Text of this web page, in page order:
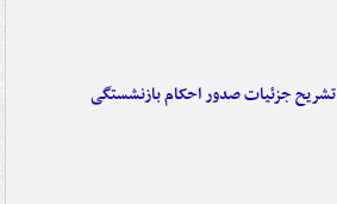
تشریح جزئیات صدور احکام بازنشستگی